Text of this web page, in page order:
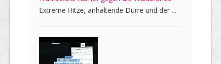
Extreme Hitze, anhaltende Dürre und der ...